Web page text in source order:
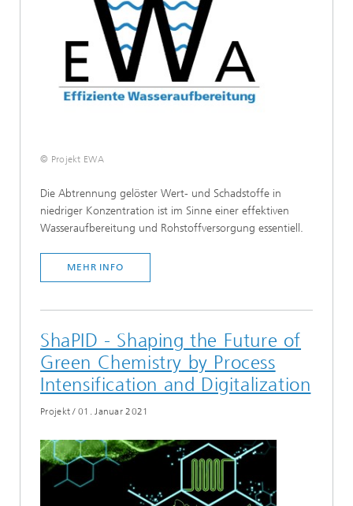
© Projekt EWA
Die Abtrennung gelöster Wert- und Schadstoffe in
niedriger Konzentration ist im Sinne einer effektiven
Wasseraufbereitung und Rohstoffversorgung essentiell.
MEHR INFO
ShaPID - Shaping the Future of
Green Chemistry by Process
Intensification and Digitalization
Projekt /01. Januar 2021